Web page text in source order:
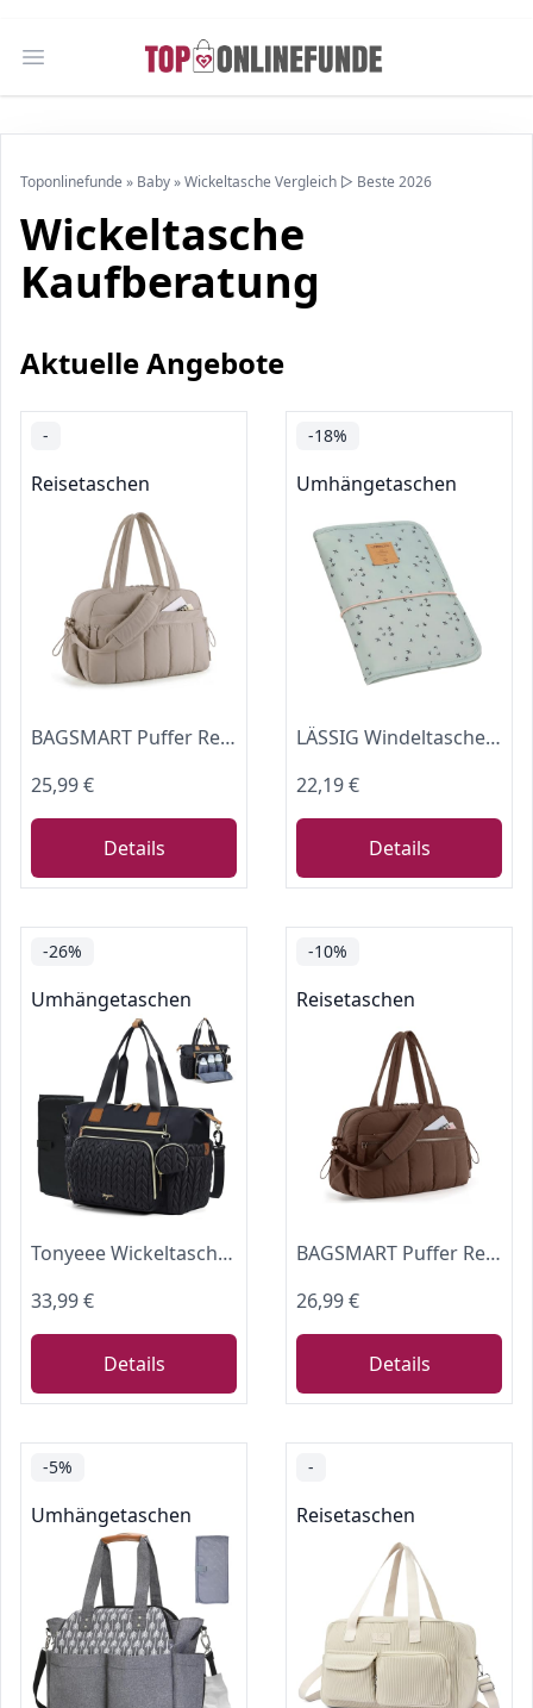
Open main menu
Toponlinefunde » Baby»Wickeltasche Vergleich ▷ Beste 2026
Wickeltasche
Kaufberatung
Aktuelle Angebote
-
Reisetaschen
BAGSMART Puffer Reisetasche, Sporttasche Damen 24L Weekender Wickeltasche Wasserabweisend Travel Bag Handgepäck Gym Bag Kliniktasche Geburt Krankenhaustasche Mit PVC Nasse Tasche Für Fitness, Kamel
25,99 €
Details
-18%
Umhängetaschen
LÄSSIG Windeltasche Wickelorganizer mit Wickelunterlage Floral Mint
22,19 €
Details
-26%
Umhängetaschen
Tonyeee Wickeltasche mit Schnullertasche und Wickelunterlage, Wickelrucksack Multifunktions-Babytasche für Große Reisewindeltasche für Mama und Papa, isolierten Taschen-Schwarz
33,99 €
Details
-10%
Reisetaschen
BAGSMART Puffer Reisetasche, Sporttasche Damen 24L Weekender Wickeltasche Wasserabweisend Travel Bag Handgepäck Gym Bag Kliniktasche Geburt Mit PVC Nasse Tasche Für Fitness, Schokoladenrot
26,99 €
Details
-5%
Umhängetaschen
-
Reisetaschen